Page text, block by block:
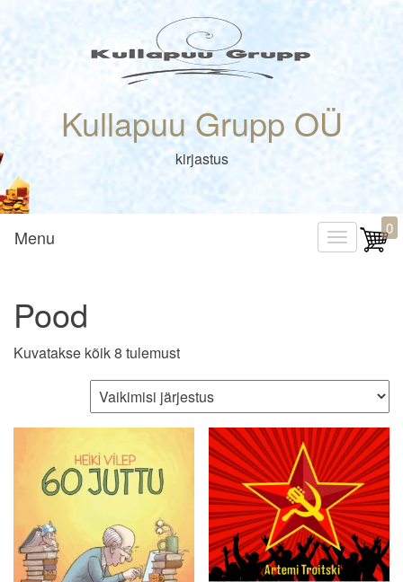
Kullapuu Grupp OÜ
kirjastus
T
a
v
i
g
a
t
i
Menu 0
Pood
Kuvatakse kõik 8 tulemust